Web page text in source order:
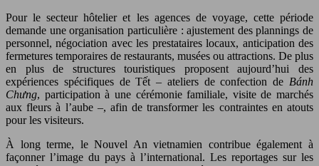
Pour le secteur hôtelier et les agences de voyage, cette période
demande une organisation particulière : ajustement des plannings de
personnel, négociation avec les prestataires locaux, anticipation des
fermetures temporaires de restaurants, musées ou attractions. De plus
en plus de structures touristiques proposent aujourd’hui des
expériences spécifiques de Tết – ateliers de confection de Bánh
Chưng, participation à une cérémonie familiale, visite de marchés
aux fleurs à l’aube –, afin de transformer les contraintes en atouts
pour les visiteurs.
À long terme, le Nouvel An vietnamien contribue également à
façonner l’image du pays à l’international. Les reportages sur les